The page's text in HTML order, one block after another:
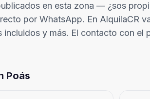
en esta zona — ¿sos
por WhatsApp. En AlquilaCR
incluidos y más. El contacto con el
Poás